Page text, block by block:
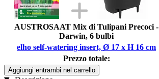
AUSTROSAAT Mix di Tulipani Precoci -
Darwin, 6 bulbi
elho self-watering insert, Ø 17 x H 16 cm
Prezzo totale:
Aggiungi entrambi nel carrello